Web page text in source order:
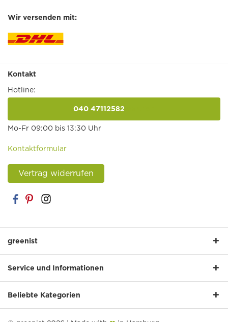
Wir versenden mit:
Kontakt
Hotline:
040 47112582
Mo-Fr 09:00 bis 13:30 Uhr
Kontaktformular
Vertrag widerrufen
greenist
Service und Informationen
Beliebte Kategorien